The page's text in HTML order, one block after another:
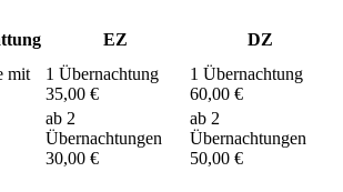
EZ
DZ
mit
1 Übernachtung
35,00 €
1 Übernachtung
60,00 €
ab 2
Übernachtungen
30,00 €
ab 2
Übernachtungen
50,00 €